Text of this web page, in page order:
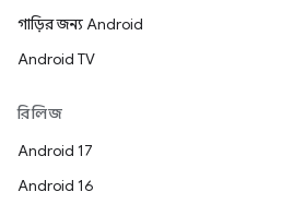
গাড়ির জন্য Android
Android TV
রিলিজ
Android 17
Android 16